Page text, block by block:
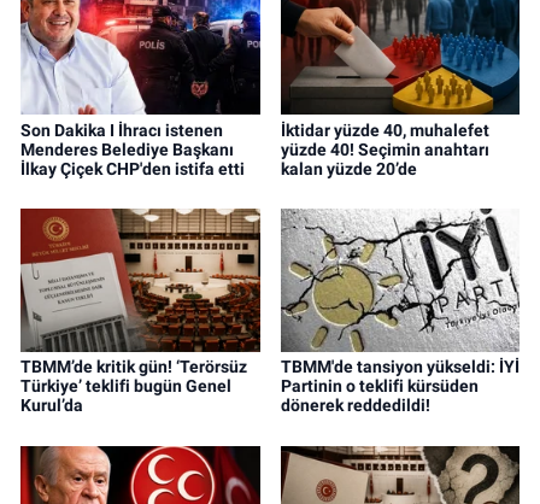
Son Dakika I İhracı istenen
Menderes Belediye Başkanı
İlkay Çiçek CHP'den istifa etti
İktidar yüzde 40, muhalefet
yüzde 40! Seçimin anahtarı
kalan yüzde 20’de
TBMM’de kritik gün! ‘Terörsüz
Türkiye’ teklifi bugün Genel
Kurul’da
TBMM'de tansiyon yükseldi: İYİ
Partinin o teklifi kürsüden
dönerek reddedildi!